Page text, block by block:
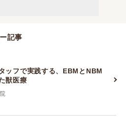
記事
ッフで実践する、EBMとNBM
獣医療